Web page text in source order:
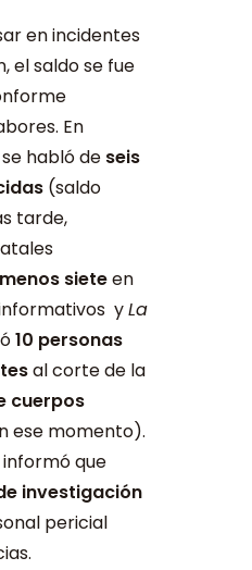
en incidentes
el saldo se fue
En
habló de seis
(saldo
tarde,
sieteen
yLa
10 personas
al corte de la
cuerpos
ese momento).
que
investigación
pericial